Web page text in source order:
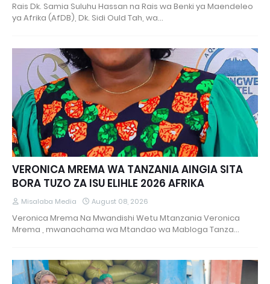
Rais Dk. Samia Suluhu Hassan na Rais wa Benki ya Maendeleo
ya Afrika (AfDB), Dk. Sidi Ould Tah, wa…
VERONICA MREMA WA TANZANIA AINGIA SITA
BORA TUZO ZA ISU ELIHLE 2026 AFRIKA
Misalaba Media August 08, 2026
Veronica Mrema Na Mwandishi Wetu Mtanzania Veronica
Mrema , mwanachama wa Mtandao wa Mabloga Tanza…